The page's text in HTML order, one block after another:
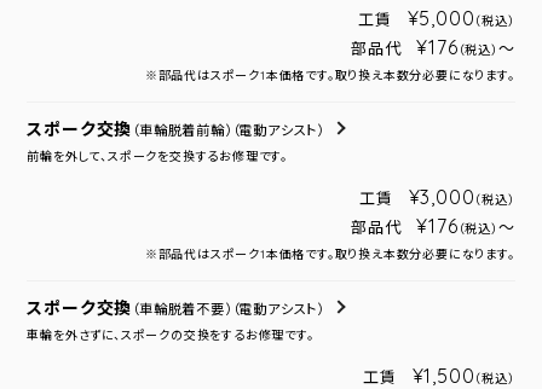
工賃 ¥5,000 （税込）
部品代 ¥176 （税込） ～
※部品代はスポーク1本価格です。取り換え本数分必要になります。
スポーク交換 （車輪脱着前輪） （電動アシスト）
前輪を外して、スポークを交換するお修理です。
工賃 ¥3,000 （税込）
部品代 ¥176 （税込） ～
※部品代はスポーク1本価格です。取り換え本数分必要になります。
スポーク交換 （車輪脱着不要） （電動アシスト）
車輪を外さずに、スポークの交換をするお修理です。
工賃 ¥1,500 （税込）